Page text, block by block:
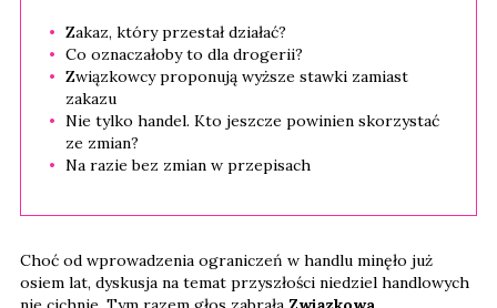
Zakaz, który przestał działać?
Co oznaczałoby to dla drogerii?
Związkowcy proponują wyższe stawki zamiast
zakazu
Nie tylko handel. Kto jeszcze powinien skorzystać
ze zmian?
Na razie bez zmian w przepisach
Choć od wprowadzenia ograniczeń w handlu minęło już
osiem lat, dyskusja na temat przyszłości niedziel handlowych